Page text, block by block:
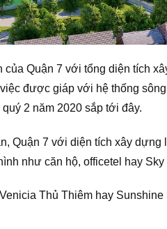
Quận 7 với tổng diện tích
được giáp với hệ thống
2 năm 2020 sắp tới đây.
7 với diện tích xây dựng
như căn hộ, officetel hay Sky
Thủ Thiêm hay